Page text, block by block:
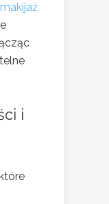
makijaż
i